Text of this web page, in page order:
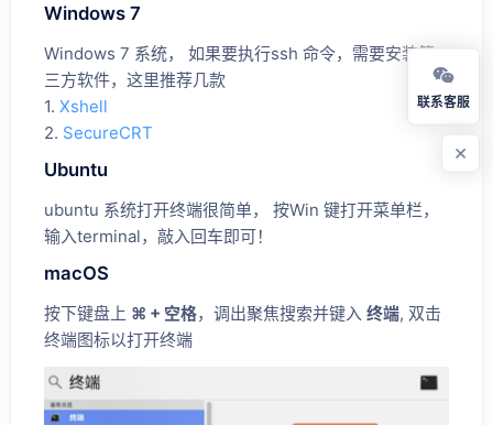
Windows 7
Windows 7 系统， 如果要执行ssh 命令，需要安装第
三方软件，这里推荐几款
1. Xshell
2. SecureCRT
Ubuntu
ubuntu 系统打开终端很简单， 按Win 键打开菜单栏，
输入terminal，敲入回车即可！
macOS
按下键盘上 ⌘ + 空格，调出聚焦搜索并键入 终端, 双击
终端图标以打开终端
联系客服